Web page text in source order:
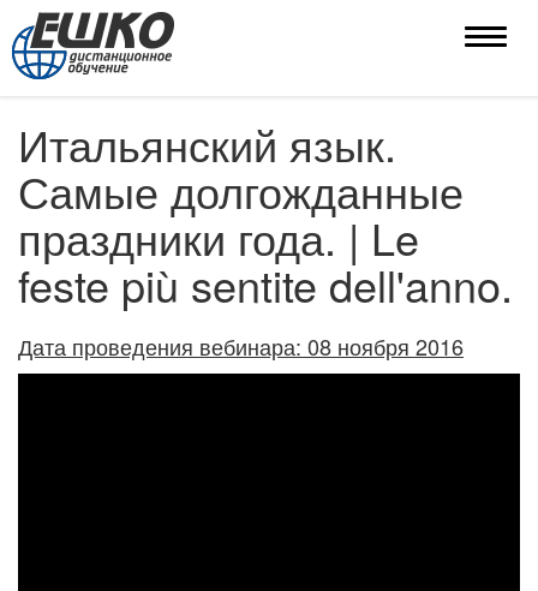
Toggle
Итальянский язык.
Самые долгожданные
праздники года. | Le
feste più sentite dell'anno.
Дата проведения вебинара: 08 ноября 2016